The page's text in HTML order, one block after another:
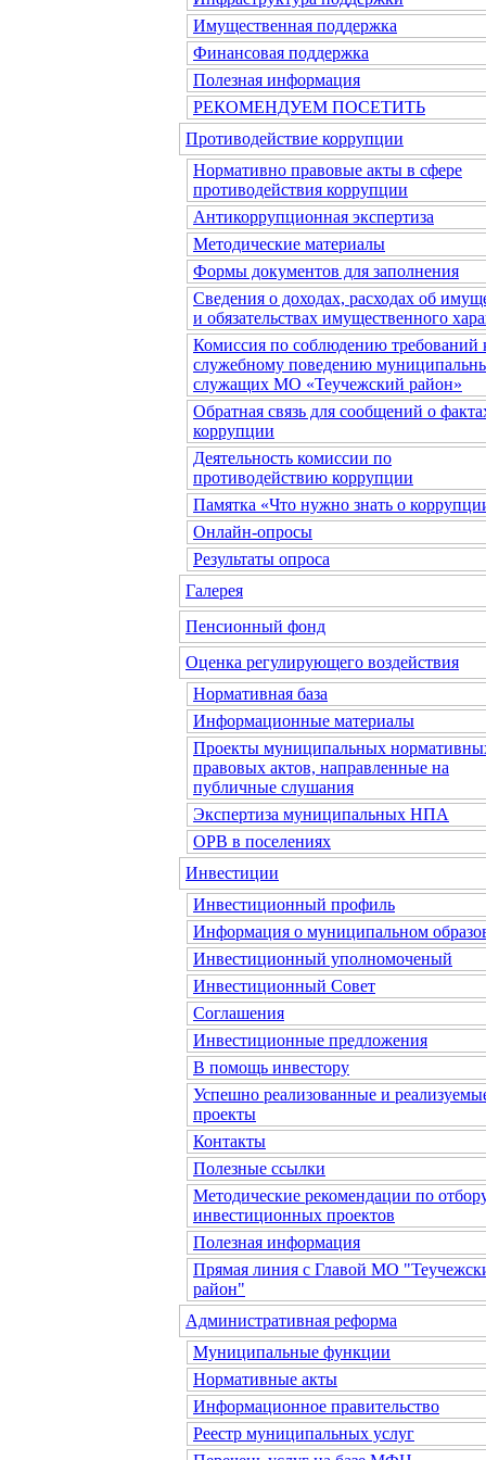
Имущественная поддержка
Финансовая поддержка
Полезная информация
РЕКОМЕНДУЕМ ПОСЕТИТЬ
Противодействие коррупции
Нормативно правовые акты в сфере
противодействия коррупции
Антикоррупционная экспертиза
Методические материалы
Формы документов для заполнения
Сведения о доходах, расходах об
и обязательствах имущественного
Комиссия по соблюдению требований
служебному поведению
служащих МО «Теучежский район»
Обратная связь для сообщений о
коррупции
Деятельность комиссии по
противодействию коррупции
Памятка «Что нужно знать о
Онлайн-опросы
Результаты опроса
Галерея
Пенсионный фонд
Оценка регулирующего воздействия
Нормативная база
Информационные материалы
Проекты муниципальных
правовых актов, направленные на
публичные слушания
Экспертиза муниципальных НПА
ОРВ в поселениях
Инвестиции
Инвестиционный профиль
Информация о муниципальном
Инвестиционный уполномоченый
Инвестиционный Совет
Соглашения
Инвестиционные предложения
В помощь инвестору
Успешно реализованные и
проекты
Контакты
Полезные ссылки
Методические рекомендации по
инвестиционных проектов
Полезная информация
Прямая линия с Главой МО
район"
Административная реформа
Муниципальные функции
Нормативные акты
Информационное правительство
Реестр муниципальных услуг